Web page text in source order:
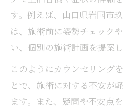
す。例えば、山口県岩国市
は、施術前に姿勢チェック
い、個別の施術計画を提案し
このようにカウンセリング
とで、施術に対する不安が
ます。また、疑問や不安点